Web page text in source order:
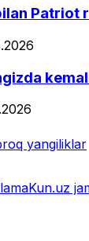
Patriot
yangiliklar
Kun.uz